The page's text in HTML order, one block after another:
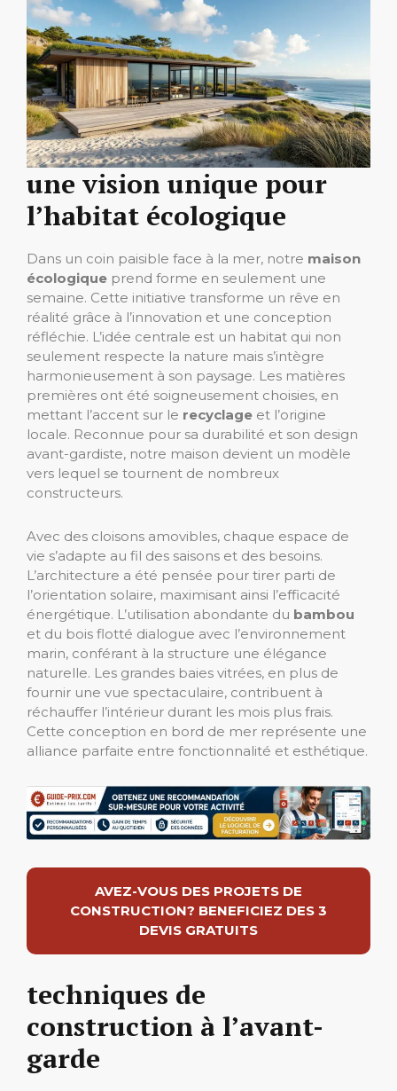
une vision unique pour
l’habitat écologique
Dans un coin paisible face à la mer, notre maison
écologique prend forme en seulement une
semaine. Cette initiative transforme un rêve en
réalité grâce à l’innovation et une conception
réfléchie. L’idée centrale est un habitat qui non
seulement respecte la nature mais s’intègre
harmonieusement à son paysage. Les matières
premières ont été soigneusement choisies, en
mettant l’accent sur le recyclage et l’origine
locale. Reconnue pour sa durabilité et son design
avant-gardiste, notre maison devient un modèle
vers lequel se tournent de nombreux
constructeurs.
Avec des cloisons amovibles, chaque espace de
vie s’adapte au fil des saisons et des besoins.
L’architecture a été pensée pour tirer parti de
l’orientation solaire, maximisant ainsi l’efficacité
énergétique. L’utilisation abondante du bambou
et du bois flotté dialogue avec l’environnement
marin, conférant à la structure une élégance
naturelle. Les grandes baies vitrées, en plus de
fournir une vue spectaculaire, contribuent à
réchauffer l’intérieur durant les mois plus frais.
Cette conception en bord de mer représente une
alliance parfaite entre fonctionnalité et esthétique.
AVEZ-VOUS DES PROJETS DE
CONSTRUCTION? BENEFICIEZ DES 3
DEVIS GRATUITS
techniques de
construction à l’avant-
garde